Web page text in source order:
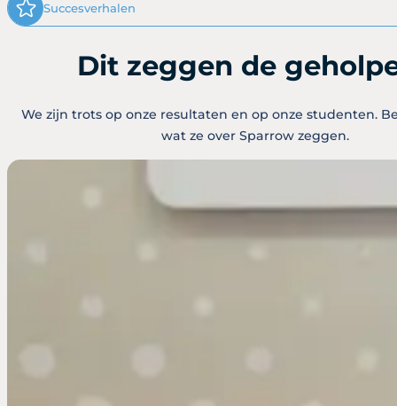
Succesverhalen
Dit zeggen de
We zijn trots op onze resultaten en op onze studenten.
wat ze over Sparrow zeggen.